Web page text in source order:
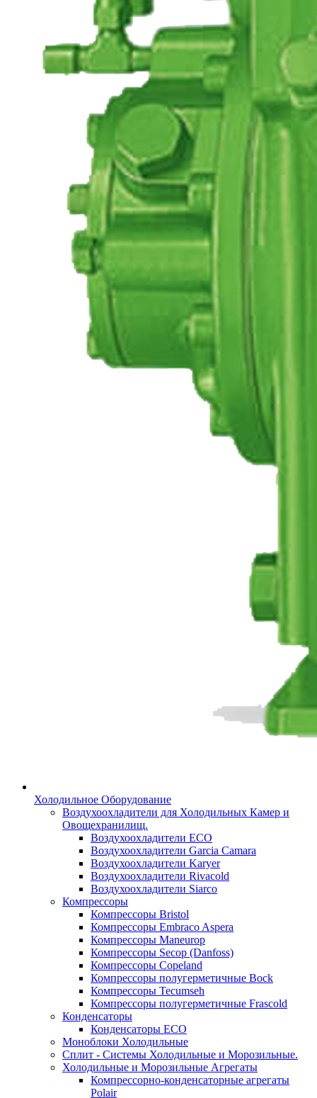
Холодильное Оборудование
Воздухоохладители для Холодильных Камер и
Овощехранилищ.
Воздухоохладители ECO
Воздухоохладители Garcia Camara
Воздухоохладители Karyer
Воздухоохладители Rivacold
Воздухоохладители Siarco
Компрессоры
Компрессоры Bristol
Компрессоры Embraco Aspera
Компрессоры Maneurop
Компрессоры Secop (Danfoss)
Компрессоры Copeland
Компрессоры полугерметичные Bock
Компрессоры Tecumseh
Компрессоры полугерметичные Frascold
Конденсаторы
Конденсаторы ECO
Моноблоки Холодильные
Сплит - Системы Холодильные и Морозильные.
Холодильные и Морозильные Агрегаты
Компрессорно-конденсаторные агрегаты
Polair